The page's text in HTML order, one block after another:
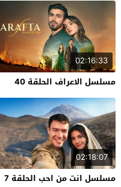
02:16:33
مسلسل الاعراف الحلقة 40
02:18:07
مسلسل انت من احب الحلقة 7